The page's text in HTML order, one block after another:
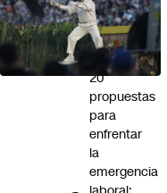
entrega
al
Gobierno
20
propuestas
para
enfrentar
la
emergencia